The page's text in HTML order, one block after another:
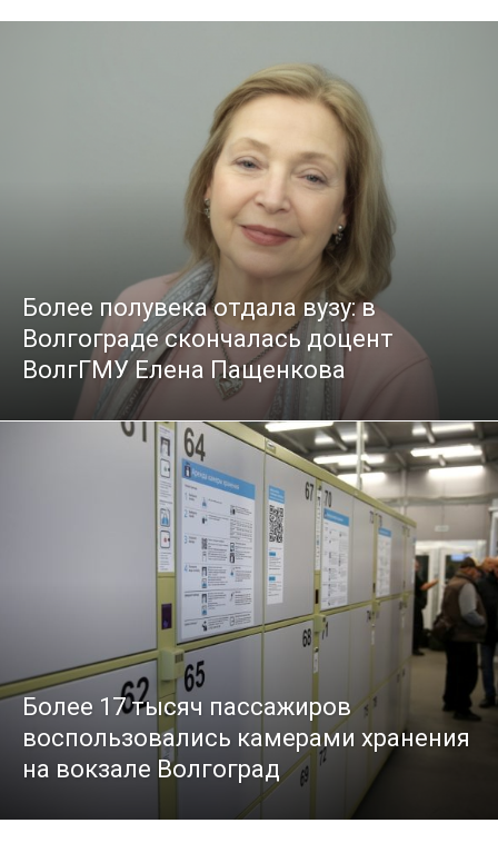
Более полувека отдала вузу: в
Волгограде скончалась доцент
ВолгГМУ Елена Пащенкова
Более 17 тысяч пассажиров
воспользовались камерами хранения
на вокзале Волгоград